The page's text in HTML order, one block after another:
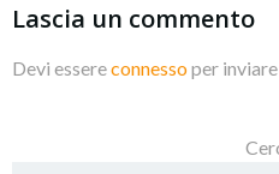
Lascia un commento
Devi essereconnessoper